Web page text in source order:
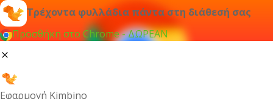
Τρέχοντα φυλλάδια πάντα στη διάθεσή σας
Προσθήκη στο Chrome - ΔΩΡΕΑΝ
Εφαρμογή Kimbino